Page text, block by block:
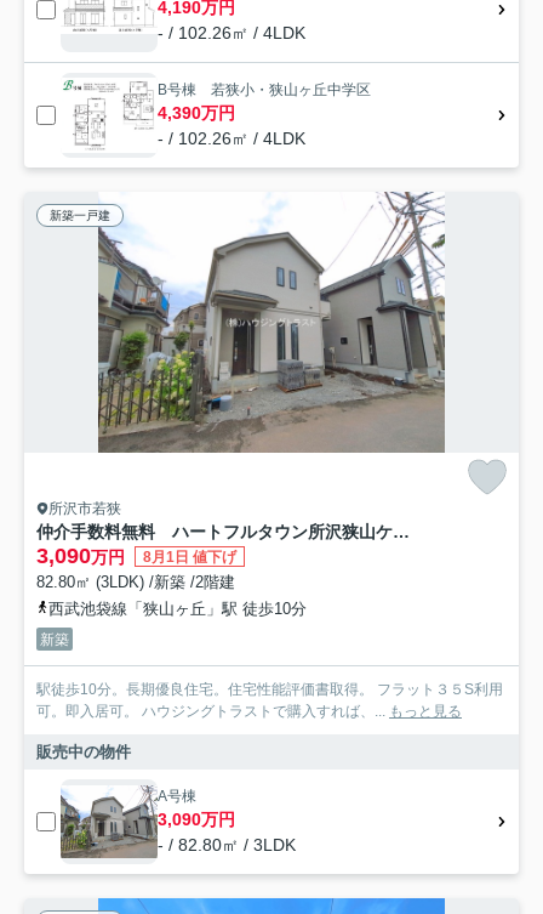
4,190万円
- / 102.26㎡ / 4LDK
B号棟 若狭小・狭山ヶ丘中学区
4,390万円
- / 102.26㎡ / 4LDK
新築一戸建
所沢市若狭
仲介手数料無料 ハートフルタウン所沢狭山ケ丘33期・新築全2棟
3,090万円 8月1日 値下げ
82.80㎡ (3LDK) /新築 /2階建
西武池袋線「狭山ヶ丘」駅 徒歩10分
新築
駅徒歩10分。長期優良住宅。住宅性能評価書取得。 フラット３５S利用
可。即入居可。 ハウジングトラストで購入すれば、... もっと見る
販売中の物件
A号棟
3,090万円
- / 82.80㎡ / 3LDK